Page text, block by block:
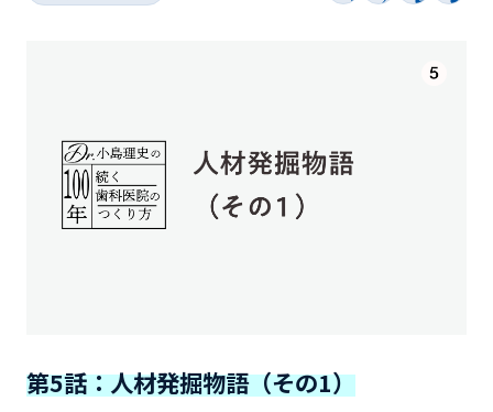
第5話：人材発掘物語（その1）